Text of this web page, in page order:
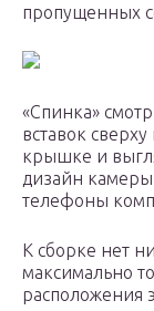
пропущенных
«Спинка»
вставок
крышке и
дизайн
телефоны
К сборке нет
максимально
расположения